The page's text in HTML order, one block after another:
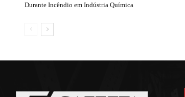
Durante Incêndio em Indústria Química